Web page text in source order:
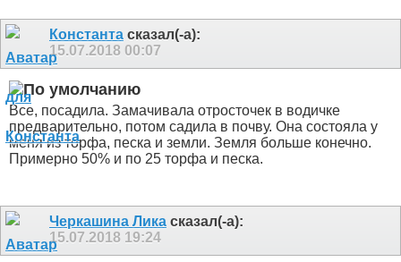
Константа сказал(-а):
15.07.2018 00:07
Все, посадила. Замачивала отросточек в водичке
предварительно, потом садила в почву. Она состояла у
меня из торфа, песка и земли. Земля больше конечно.
Примерно 50% и по 25 торфа и песка.
Черкашина Лика сказал(-а):
15.07.2018 19:24